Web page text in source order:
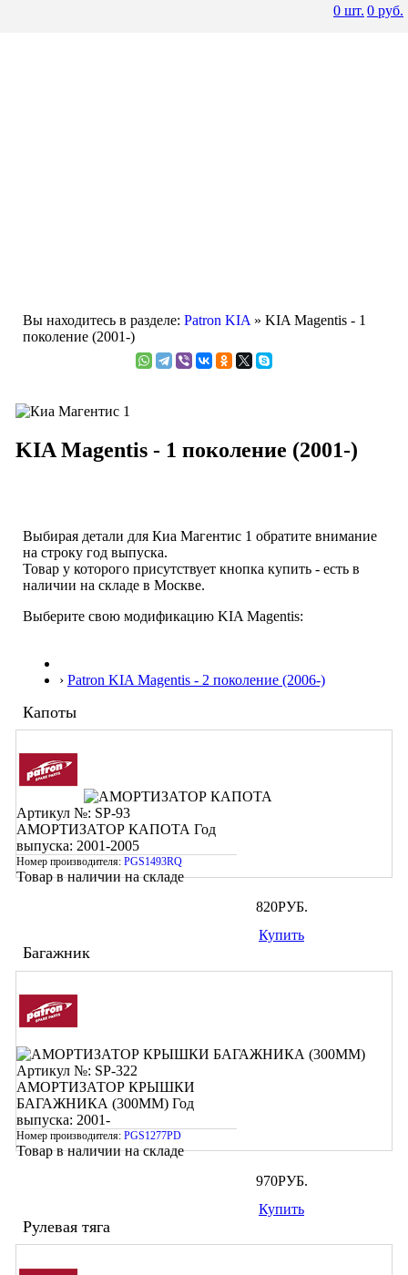
Вы находитесь в разделе: Patron KIA » KIA Magentis - 1
поколение (2001-)
KIA Magentis - 1 поколение (2001-)
Выбирая детали для Киа Магентис 1 обратите внимание
на строку год выпуска.
Товар у которого присутствует кнопка купить - есть в
наличии на складе в Москве.
Выберите свою модификацию KIA Magentis:
› Patron KIA Magentis - 2 поколение (2006-)
Капоты
Артикул №: SP-93
АМОРТИЗАТОР КАПОТА Год
выпуска: 2001-2005
Номер производителя: PGS1493RQ
Товар в наличии на складе
820РУБ.
Купить
Багажник
Артикул №: SP-322
АМОРТИЗАТОР КРЫШКИ
БАГАЖНИКА (300ММ) Год
выпуска: 2001-
Номер производителя: PGS1277PD
Товар в наличии на складе
970РУБ.
Купить
Рулевая тяга
0 шт. 0 руб.